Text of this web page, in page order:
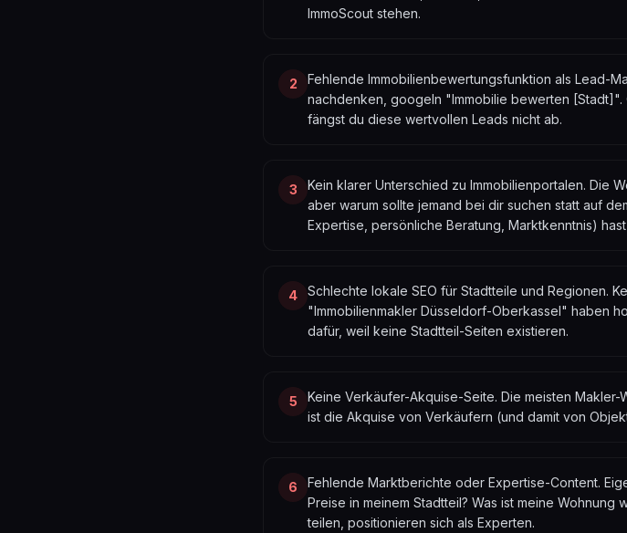
ImmoScout stehen.
2
Fehlende Immobilienbewertungsfunktion als Lead-
nachdenken, googeln "Immobilie bewerten
fängst du diese wertvollen Leads nicht ab.
3
Kein klarer Unterschied zu Immobilienportalen. Die
aber warum sollte jemand bei dir suchen statt auf
Expertise, persönliche Beratung, Marktkenntnis)
4
Schlechte lokale SEO für Stadtteile und Regionen.
"Immobilienmakler Düsseldorf-Oberkassel" haben
dafür, weil keine Stadtteil-Seiten existieren.
5
Keine Verkäufer-Akquise-Seite. Die meisten
ist die Akquise von Verkäufern (und damit von
6
Fehlende Marktberichte oder Expertise-Content.
Preise in meinem Stadtteil? Was ist meine
teilen, positionieren sich als Experten.